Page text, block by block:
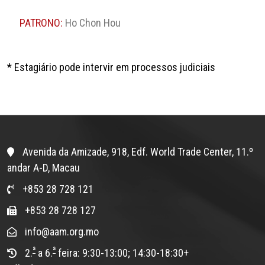
PATRONO: Ho Chon Hou
* Estagiário pode intervir em processos judiciais
Avenida da Amizade, 918, Edf. World Trade Center, 11.º
andar A-D, Macau
+853 28 728 121
+853 28 728 127
info@aam.org.mo
2.ª a 6.ª feira: 9:30-13:00; 14:30-18:30+